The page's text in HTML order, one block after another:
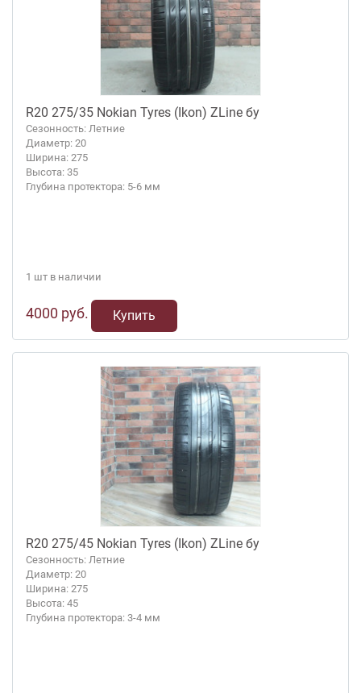
R20 275/35 Nokian Tyres (Ikon) ZLine бу
Сезонность: Летние
Диаметр: 20
Ширина: 275
Высота: 35
Глубина протектора: 5-6 мм
1 шт в наличии
4000 руб. Купить
R20 275/45 Nokian Tyres (Ikon) ZLine бу
Сезонность: Летние
Диаметр: 20
Ширина: 275
Высота: 45
Глубина протектора: 3-4 мм